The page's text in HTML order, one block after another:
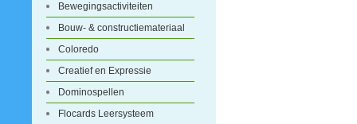
Bewegingsactiviteiten
Bouw- & constructiemateriaal
Coloredo
Creatief en Expressie
Dominospellen
Flocards Leersysteem